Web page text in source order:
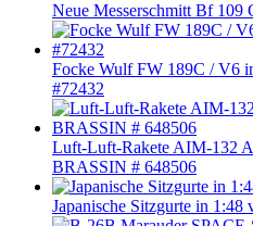
Neue Messerschmitt Bf
Focke Wulf FW 189C / V6
#72432
Luft-Luft-Rakete AIM-132
BRASSIN # 648506
Japanische Sitzgurte in